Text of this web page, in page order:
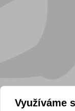
Využíváme